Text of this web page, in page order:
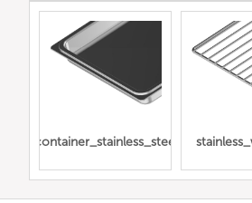
Gn_container_stainless_steel_full